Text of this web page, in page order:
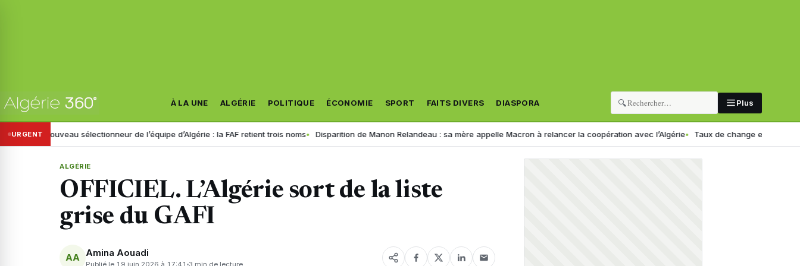
À LA UNE ALGÉRIE POLITIQUE ÉCONOMIE SPORT FAITS DIVERS DIASPORA 🔍 Plus
URGENT
Nouveau sélectionneur de l’équipe d’Algérie : la FAF retient trois noms Disparition de Manon Relandeau : sa mère appelle Macron à relancer la coopération avec l’Algérie Taux de change en Algérie : voici le
ALGÉRIE
OFFICIEL. L’Algérie sort de la liste
grise du GAFI
AA Amina Aouadi
Publié le 19 juin 2026 à 17:41 3 min de lecture